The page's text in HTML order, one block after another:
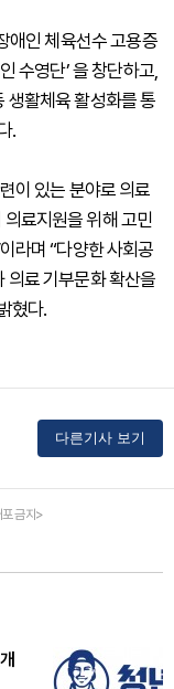
애인 체육선수 고용증
수영단’ 을 창단하고,
생활체육 활성화를 통
.
이 있는 분야로 의료
료지원을 위해 고민
라며 “다양한 사회공
의료 기부문화 확산을
혔다.
다른기사 보기
금지>